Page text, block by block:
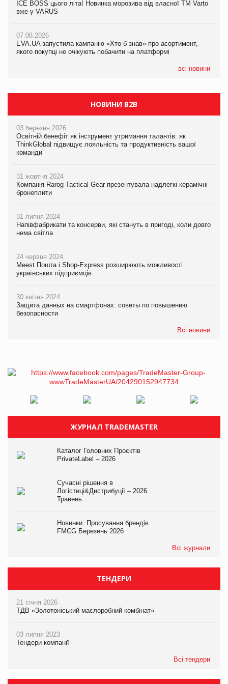
ICE BOSS цього літа! Новинка морозива від власної ТМ Varto
вже у VARUS
07.08.2026
EVA.UA запустила кампанію «Хто б знав» про асортимент,
якого покупці не очікують побачити на платформі
всі новини
ICE BOSS цього літа! Новинка морозива від власної ТМ Varto
вже у VARUS
07.08.2026
EVA.UA запустила кампанію «Хто б знав» про асортимент,
якого покупці не очікують побачити на платформі
НОВИНИ B2B
03 березня 2026
Освітній бенефіт як інструмент утримання талантів: як
ThinkGlobal підвищує лояльність та продуктивність вашої
команди
31 жовтня 2024
Компанія Rarog Tactical Gear презентувала надлегкі керамічні
бронеплити
31 липня 2024
Напівфабрикати та консерви, які стануть в пригоді, коли довго
нема світла
24 червня 2024
Meest Пошта і Shop-Express розширюють можливості
українських підприємців
30 квітня 2024
Защита данных на смартфонах: советы по повышению
безопасности
Всі новини
ЖУРНАЛ TRADEMASTER
Каталог Головних Проєктів
PrivateLabel – 2026
Сучасні рішення в
Логістиці&Дистрибуції – 2026.
Травень
Новинки. Просування брендів
FMCG.Березень 2026
Всі журнали
ТЕНДЕРИ
21 січня 2026
ТДВ «Золотоніський маслоробний комбінат»
03 липня 2023
Тендери компанії
Всі тендери